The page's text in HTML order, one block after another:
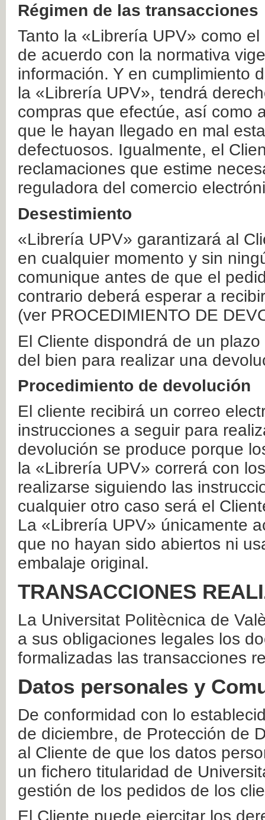
Régimen de las transacciones
Tanto la «Librería UPV» como
de acuerdo con la normativa
información. Y en cumplimiento
la «Librería UPV», tendrá
compras que efectúe, así como
que le hayan llegado en mal
defectuosos. Igualmente, el
reclamaciones que estime
reguladora del comercio
Desestimiento
«Librería UPV» garantizará al
en cualquier momento y sin
comunique antes de que el
contrario deberá esperar a
(ver PROCEDIMIENTO DE
El Cliente dispondrá de un
del bien para realizar una
Procedimiento de devolución
El cliente recibirá un correo
instrucciones a seguir para
devolución se produce porque
la «Librería UPV» correrá con
realizarse siguiendo las
cualquier otro caso será el
La «Librería UPV» únicamente
que no hayan sido abiertos ni
embalaje original.
TRANSACCIONES
La Universitat Politècnica de
a sus obligaciones legales los
formalizadas las transacciones
Datos personales y
De conformidad con lo
de diciembre, de Protección de
al Cliente de que los datos
un fichero titularidad de
gestión de los pedidos de los